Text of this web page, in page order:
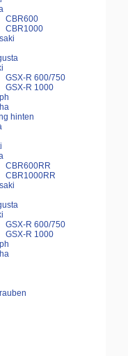
CBR600
CBR1000
GSX-R 600/750
GSX-R 1000
hinten
CBR600RR
CBR1000RR
GSX-R 600/750
GSX-R 1000